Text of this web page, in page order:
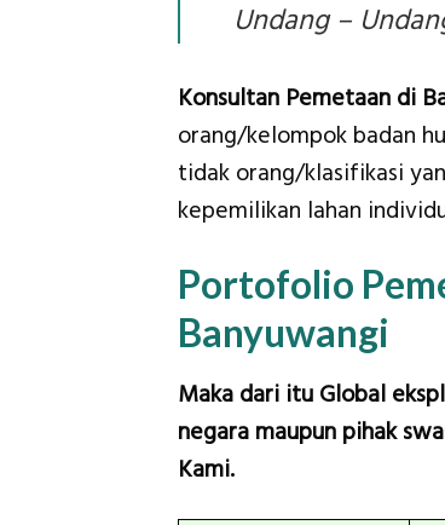
Undang –
Konsultan Pemetaan di
orang/kelompok badan
tidak orang/klasifikasi
kepemilikan lahan
Portofolio
Banyuwangi
Maka dari itu Global
negara maupun pihak
Kami.